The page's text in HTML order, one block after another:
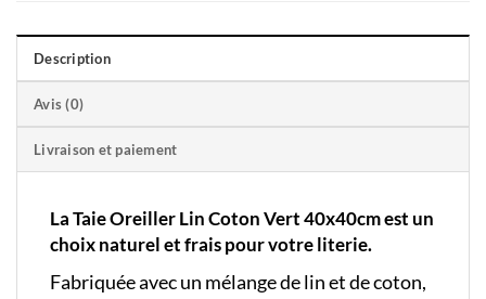
Description
Avis (0)
Livraison et paiement
La Taie Oreiller Lin Coton Vert 40x40cm est un
choix naturel et frais pour votre literie.
Fabriquée avec un mélange de lin et de coton,